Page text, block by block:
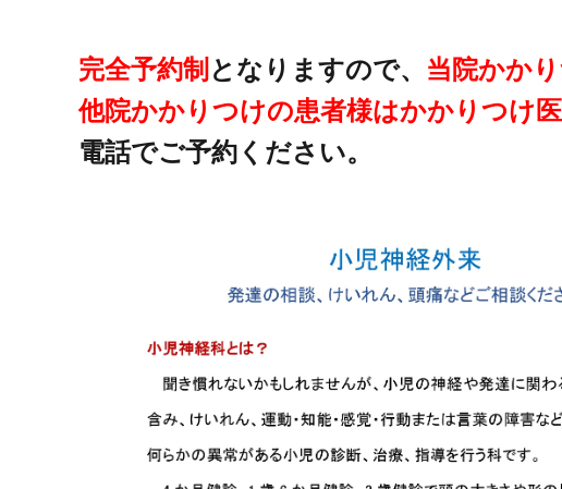
完全予約制 となりますので、 当院かか
他院かかりつけの患者様はかかりつけ
電話でご予約ください。